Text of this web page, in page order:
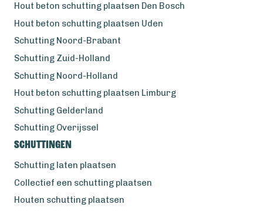
Hout beton schutting plaatsen Den Bosch
Hout beton schutting plaatsen Uden
Schutting Noord-Brabant
Schutting Zuid-Holland
Schutting Noord-Holland
Hout beton schutting plaatsen Limburg
Schutting Gelderland
Schutting Overijssel
Schuttingen
Schutting laten plaatsen
Collectief een schutting plaatsen
Houten schutting plaatsen